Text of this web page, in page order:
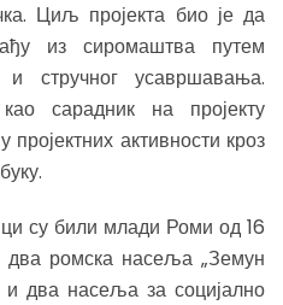
Циљ пројекта био је да
из сиромаштва путем
стручног усавршавања.
сарадник на пројекту
активности кроз
су били млади Роми од 16
ромска насеља „Земун
два насеља за социјално